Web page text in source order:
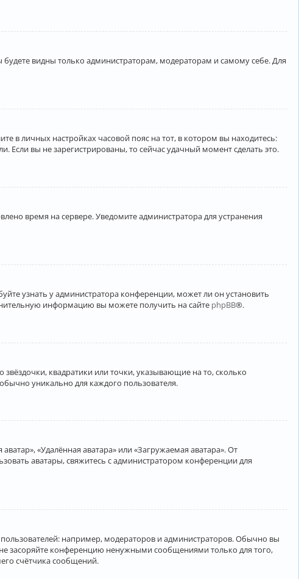
будете видны только администраторам, модераторам и самому себе. Для
в личных настройках часовой пояс на тот, в котором вы находитесь:
Если вы не зарегистрированы, то сейчас удачный момент сделать это.
время на сервере. Уведомите администратора для устранения
узнать у администратора конференции, может ли он установить
информацию вы можете получить на сайте phpBB®.
квадратики или точки, указывающие на то, сколько
уникально для каждого пользователя.
«Удалённая аватара» или «Загружаемая аватара». От
аватары, свяжитесь с администратором конференции для
например, модераторов и администраторов. Обычно вы
засоряйте конференцию ненужными сообщениями только для того,
счётчика сообщений.